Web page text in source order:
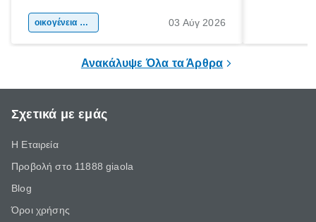
χώρας. Είτε πρόκειται για λίγες μέρες
οικογένεια & παιδί 03 Αύγ 2026
Ανακάλυψε Όλα τα Άρθρα
Σχετικά με εμάς
Η Εταιρεία
Προβολή στο 11888 giaola
Blog
Όροι χρήσης